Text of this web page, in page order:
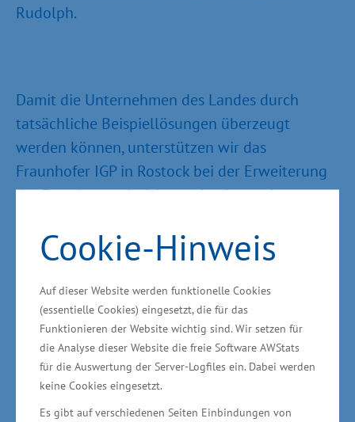
Cookie-Hinweis
Auf dieser Website werden funktionelle Cookies
(essentielle Cookies) eingesetzt, die für das
Funktionieren der Website wichtig sind. Wir setzen für
die Analyse dieser Website die freie Software AWStats
für die Auswertung der Server-Logfiles ein. Dabei werden
keine Cookies eingesetzt.
Es gibt auf verschiedenen Seiten Einbindungen von
Rudolph.
Damit die Unternehmen des Landes durch
tatsächliche Beispiellösungen überzeugt
werden können, unterstützen wir das
Fraunhofer IGP in Rostock bei der Erweiterung
der Forschungseinrichtung in einem vierten
eine Fabrik der Zukunft, ein
Demonstrationszentrum Industrie 4.0.,
entstehen. „Für die regionale Wirtschaft stehen
dann eine moderne Infrastruktur, innovative
Methoden und intelligente Köpfe zur
Verfügung“, sagte der Wirtschaftsstaatssekretär.